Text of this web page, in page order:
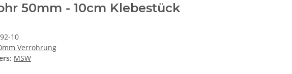
50mm - 10cm Klebestück
10
Verrohrung
MSW